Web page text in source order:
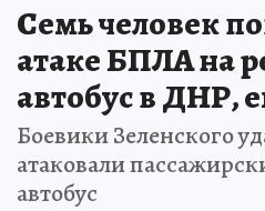
Семь человек
атаке БПЛА на
автобус в ДНР,
Боевики Зеленского
атаковали
автобус